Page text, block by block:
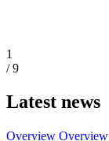
1
/ 9
Latest news
Overview Overview